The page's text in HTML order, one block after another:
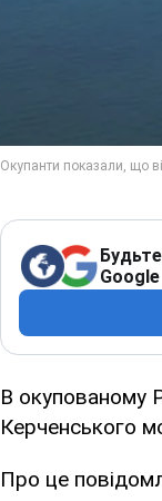
Google
В окупованому
Керченського
Про це